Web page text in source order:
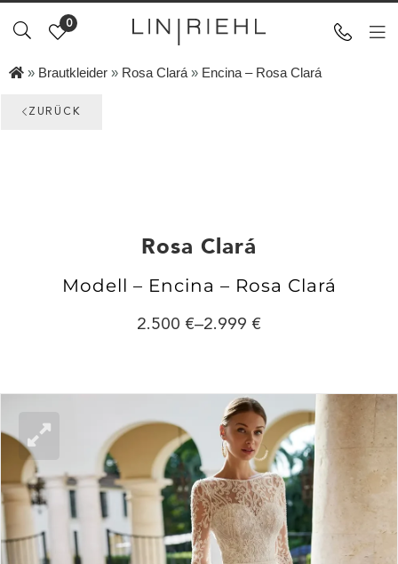
0
» Brautkleider » Rosa Clará » Encina – Rosa Clará
ZURÜCK
Rosa Clará
Modell – Encina – Rosa Clará
2.500 –2.999